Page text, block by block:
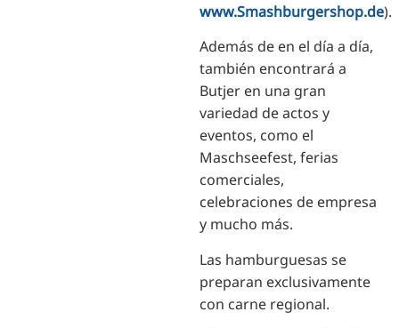
www.Smashburgershop.de).
Además de en el día a día,
también encontrará a
Butjer en una gran
variedad de actos y
eventos, como el
Maschseefest, ferias
comerciales,
celebraciones de empresa
y mucho más.
Las hamburguesas se
preparan exclusivamente
con carne regional.